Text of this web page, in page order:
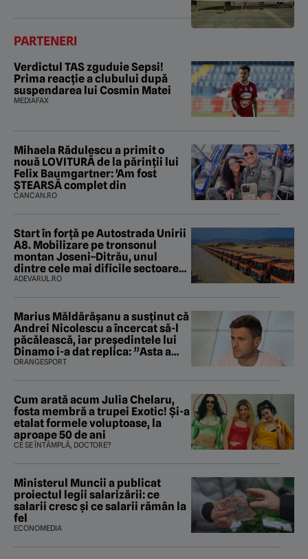
PARTENERI
Verdictul TAS zguduie Sepsi!
Prima reacție a clubului după
suspendarea lui Cosmin Matei
MEDIAFAX
Mihaela Rădulescu a primit o
nouă LOVITURĂ de la părinții lui
Felix Baumgartner: 'Am fost
ȘTEARSĂ complet din
CANCAN.RO
Start în forță pe Autostrada Unirii
A8. Mobilizare pe tronsonul
montan Joseni–Ditrău, unul
dintre cele mai dificile sectoare
care traversează Carpații
ADEVARUL.RO
Marius Măldărăşanu a susţinut că
Andrei Nicolescu a încercat să-l
păcălească, iar preşedintele lui
Dinamo i-a dat replica: ”Asta a
fost istoria”
ORANGESPORT
Cum arată acum Julia Chelaru,
fosta membră a trupei Exotic! Și-a
etalat formele voluptoase, la
aproape 50 de ani
CE SE ÎNTÂMPLĂ, DOCTORE?
Ministerul Muncii a publicat
proiectul legii salarizării: ce
salarii cresc și ce salarii rămân la
fel
ECONOMEDIA